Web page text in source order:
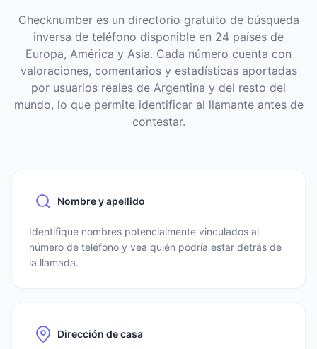
Checknumber es un directorio gratuito de búsqueda
inversa de teléfono disponible en 24 países de
Europa, América y Asia. Cada número cuenta con
valoraciones, comentarios y estadísticas aportadas
por usuarios reales de Argentina y del resto del
mundo, lo que permite identificar al llamante antes de
contestar.
Nombre y apellido
Identifique nombres potencialmente vinculados al
número de teléfono y vea quién podría estar detrás de
la llamada.
Dirección de casa